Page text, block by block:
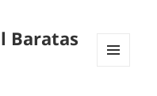
Baratas